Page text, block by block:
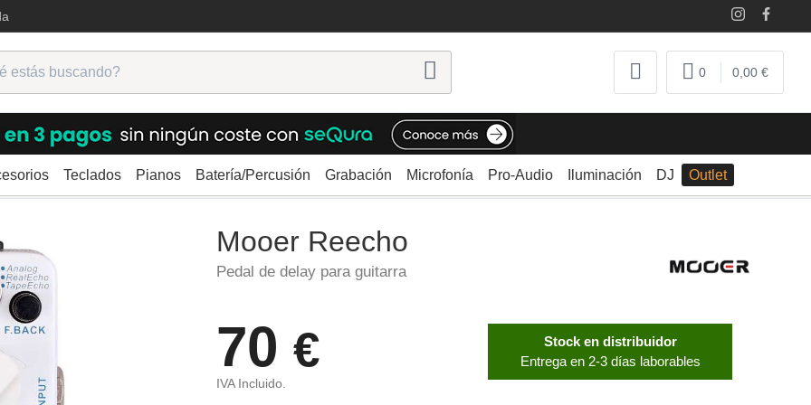
0 0,00 €
Teclados Pianos Batería/Percusión Grabación Microfonía Pro-Audio Iluminación DJ Outlet
Delay/Echo Mooer Reecho
Mooer Reecho
Pedal de delay para guitarra
70 €
IVA Incluido.
Stock en distribuidor
Entrega en 2-3 días laborables